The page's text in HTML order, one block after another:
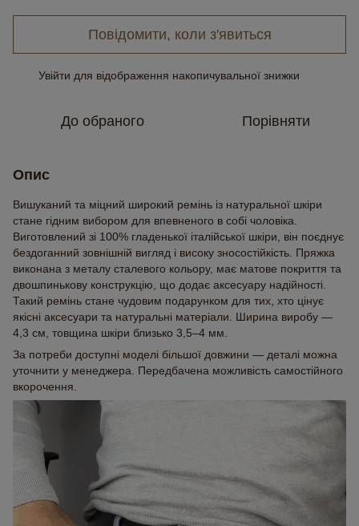
Повідомити, коли з'явиться
Увійти для відображення накопичувальної знижки
До обраного Порівняти
Опис
Вишуканий та міцний широкий ремінь із натуральної шкіри
стане гідним вибором для впевненого в собі чоловіка.
Виготовлений зі 100% гладенької італійської шкіри, він поєднує
бездоганний зовнішній вигляд і високу зносостійкість. Пряжка
виконана з металу сталевого кольору, має матове покриття та
двошпинькову конструкцію, що додає аксесуару надійності.
Такий ремінь стане чудовим подарунком для тих, хто цінує
якісні аксесуари та натуральні матеріали. Ширина виробу —
4,3 см, товщина шкіри близько 3,5–4 мм.
За потреби доступні моделі більшої довжини — деталі можна
уточнити у менеджера. Передбачена можливість самостійного
вкорочення.